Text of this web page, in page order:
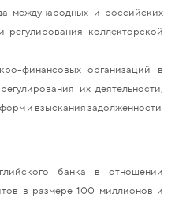
международных и российских
регулирования коллекторской
финансовых организаций в
их деятельности,
и взыскания задолженности
банка в отношении
в размере 100 миллионов и